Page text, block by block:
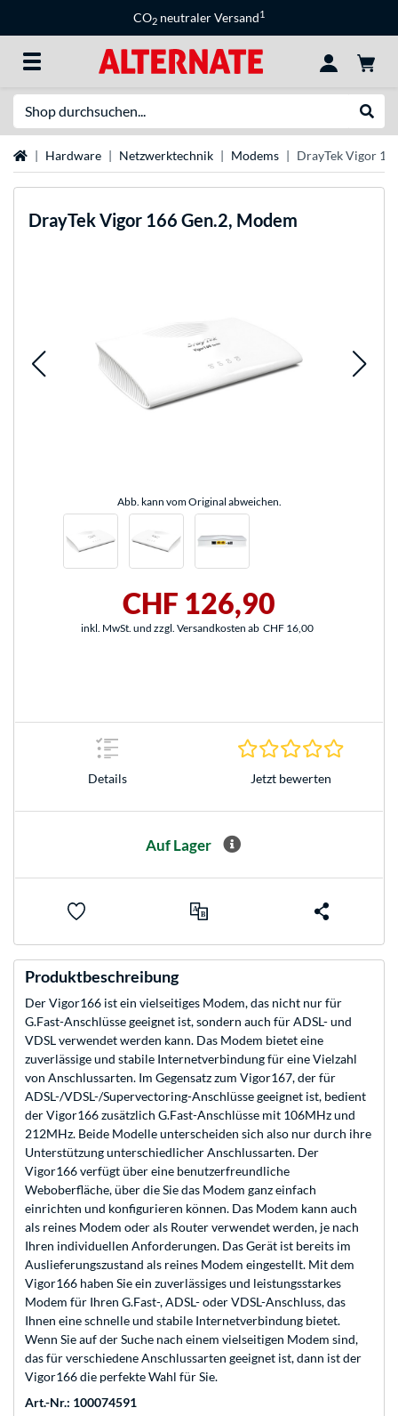
CO2 neutraler Versand1
StartseiteHardware Netzwerktechnik Modems DrayTek Vigor
DrayTekVigor 166 Gen.2, Modem
Abb. kann vom Original abweichen.
CHF 126,90
inkl. MwSt. und zzgl. Versandkosten ab CHF 16,00
Details Jetzt bewerten
Auf Lager
Produktbeschreibung
Der Vigor166 ist ein vielseitiges Modem, das nicht nur für
G.Fast-Anschlüsse geeignet ist, sondern auch für ADSL- und
VDSL verwendet werden kann. Das Modem bietet eine
zuverlässige und stabile Internetverbindung für eine Vielzahl
von Anschlussarten. Im Gegensatz zum Vigor167, der für
ADSL-/VDSL-/Supervectoring-Anschlüsse geeignet ist, bedient
der Vigor166 zusätzlich G.Fast-Anschlüsse mit 106MHz und
212MHz. Beide Modelle unterscheiden sich also nur durch ihre
Unterstützung unterschiedlicher Anschlussarten. Der
Vigor166 verfügt über eine benutzerfreundliche
Weboberfläche, über die Sie das Modem ganz einfach
einrichten und konfigurieren können. Das Modem kann auch
als reines Modem oder als Router verwendet werden, je nach
Ihren individuellen Anforderungen. Das Gerät ist bereits im
Auslieferungszustand als reines Modem eingestellt. Mit dem
Vigor166 haben Sie ein zuverlässiges und leistungsstarkes
Modem für Ihren G.Fast-, ADSL- oder VDSL-Anschluss, das
Ihnen eine schnelle und stabile Internetverbindung bietet.
Wenn Sie auf der Suche nach einem vielseitigen Modem sind,
das für verschiedene Anschlussarten geeignet ist, dann ist der
Vigor166 die perfekte Wahl für Sie.
Art.-Nr.: 100074591